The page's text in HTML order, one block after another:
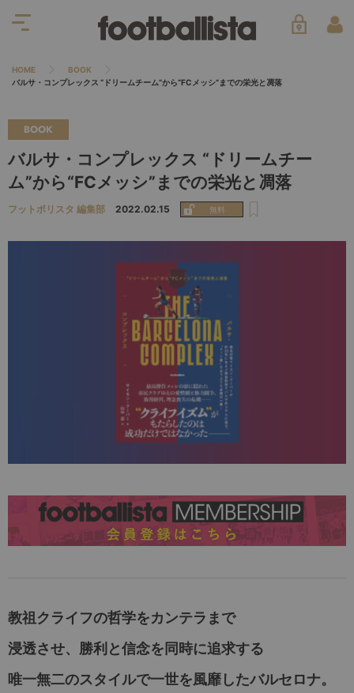
HOME
BOOK
バルサ・コンプレックス “ドリームチーム”から“FCメッシ”までの栄光と凋落
BOOK
バルサ・コンプレックス “ドリームチー
ム”から“FCメッシ”までの栄光と凋落
フットボリスタ 編集部 2022.02.15
教祖クライフの哲学をカンテラまで
浸透させ、勝利と信念を同時に追求する
唯一無二のスタイルで一世を風靡したバルセロナ。